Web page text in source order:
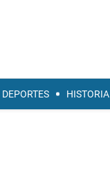
DEPORTES HISTORIA